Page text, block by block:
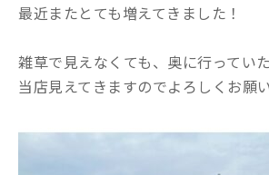
最近またとても増えてきました！
雑草で見えなくても、奥に行ってい
当店見えてきますのでよろしくお願